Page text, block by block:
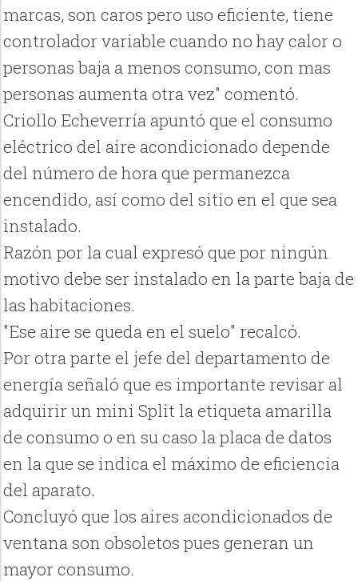
marcas, son caros pero uso eficiente, tiene
controlador variable cuando no hay calor o
personas baja a menos consumo, con mas
personas aumenta otra vez" comentó.
Criollo Echeverría apuntó que el consumo
eléctrico del aire acondicionado depende
del número de hora que permanezca
encendido, así como del sitio en el que sea
instalado.
Razón por la cual expresó que por ningún
motivo debe ser instalado en la parte baja de
las habitaciones.
"Ese aire se queda en el suelo" recalcó.
Por otra parte el jefe del departamento de
energía señaló que es importante revisar al
adquirir un mini Split la etiqueta amarilla
de consumo o en su caso la placa de datos
en la que se indica el máximo de eficiencia
del aparato.
Concluyó que los aires acondicionados de
ventana son obsoletos pues generan un
mayor consumo.